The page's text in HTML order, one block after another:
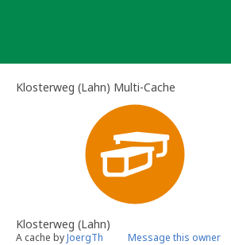
Klosterweg (Lahn) Multi-Cache
Klosterweg (Lahn)
A cache byJoergTh Message this owner